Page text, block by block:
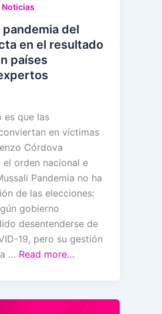
Noticias
del
en el resultado
países
es que las
en víctimas
Córdova
el orden nacional e
Pandemia no ha
de las elecciones:
gobierno
desentenderse de
19, pero su gestión
… Read more…